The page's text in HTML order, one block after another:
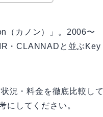
（カノン）」。2006〜
・CLANNADと並ぶKey
況・料金を徹底比較して
にしてください。